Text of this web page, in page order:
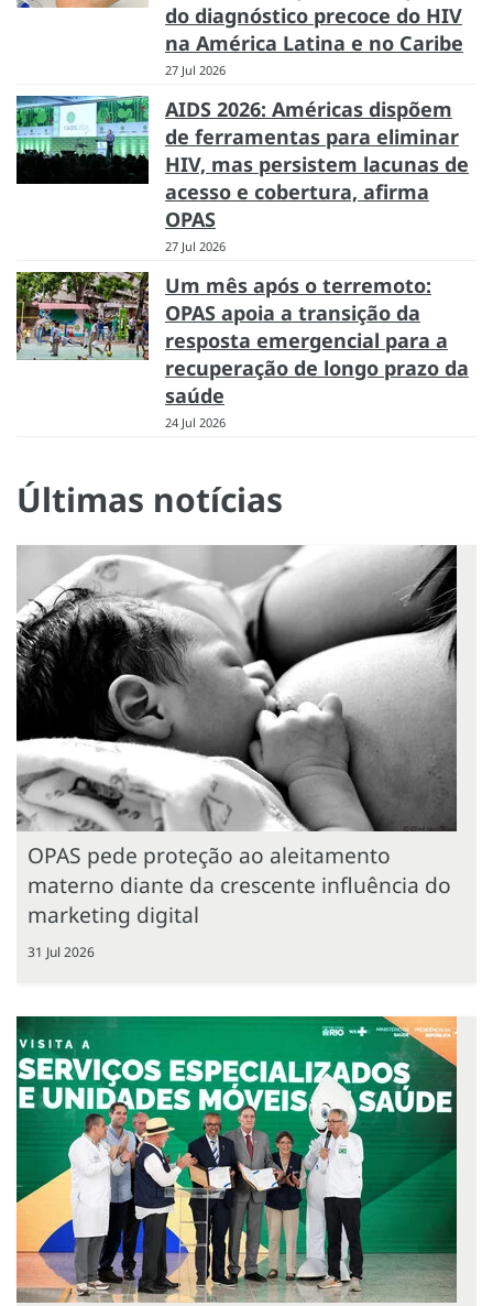
do diagnóstico precoce do HIV
na América Latina e no Caribe
27 Jul 2026
AIDS 2026: Américas dispõem
de ferramentas para eliminar
HIV, mas persistem lacunas de
acesso e cobertura, afirma
OPAS
27 Jul 2026
Um mês após o terremoto:
OPAS apoia a transição da
resposta emergencial para a
recuperação de longo prazo da
saúde
24 Jul 2026
Últimas notícias
OPAS pede proteção ao aleitamento
materno diante da crescente influência do
marketing digital
31 Jul 2026